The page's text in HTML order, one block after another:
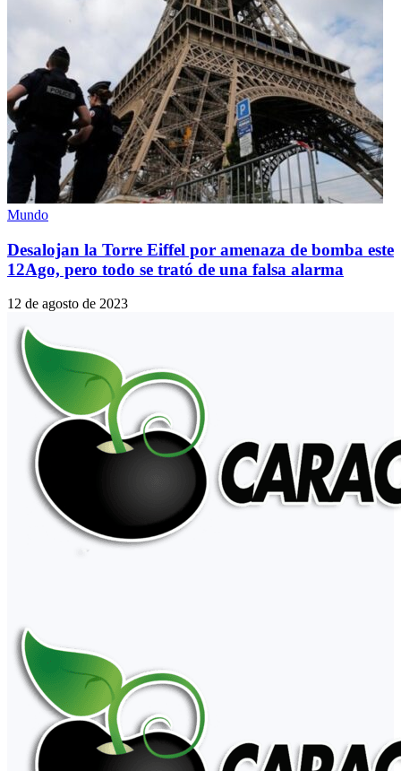
Mundo
Desalojan la Torre Eiffel por amenaza de bomba este
12Ago, pero todo se trató de una falsa alarma
12 de agosto de 2023